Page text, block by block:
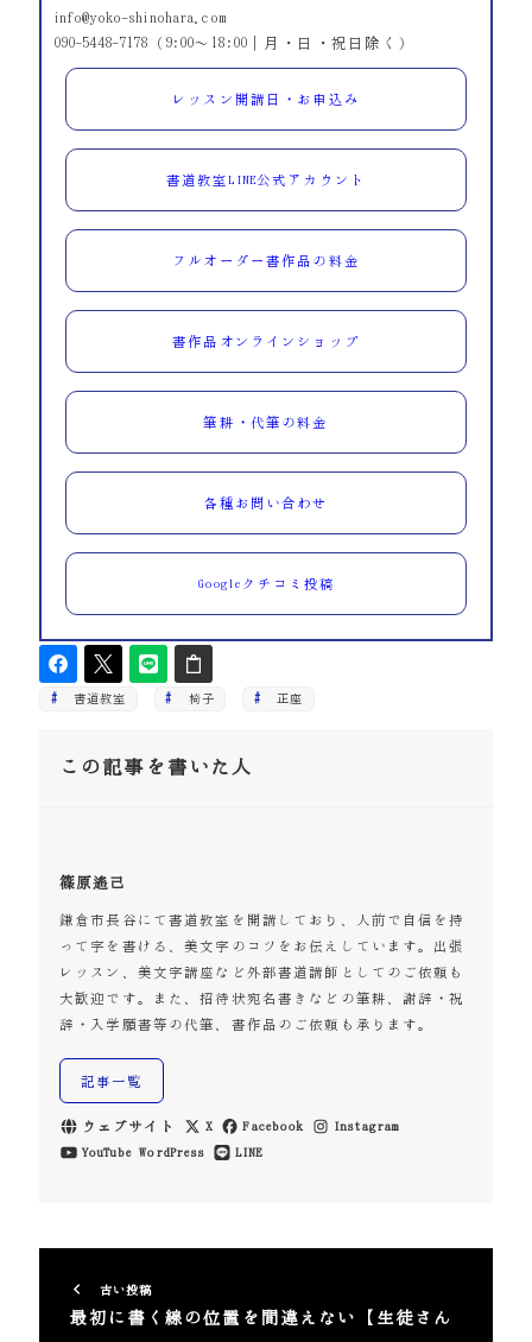
info@yoko-shinohara.com
090-5448-7178（9:00～18:00｜月・日・祝日除く）
レッスン開講日・お申込み
書道教室LINE公式アカウント
フルオーダー書作品の料金
書作品オンラインショップ
筆耕・代筆の料金
各種お問い合わせ
Googleクチコミ投稿
書道教室 椅子 正座
この記事を書いた人
篠原遙己
鎌倉市長谷にて書道教室を開講しており、人前で自信を持
って字を書ける、美文字のコツをお伝えしています。出張
レッスン、美文字講座など外部書道講師としてのご依頼も
大歓迎です。また、招待状宛名書きなどの筆耕、謝辞・祝
辞・入学願書等の代筆、書作品のご依頼も承ります。
記事一覧
ウェブサイト X Facebook
Instagram
YouTube WordPress LINE
古い投稿
最初に書く線の位置を間違えない【生徒さん